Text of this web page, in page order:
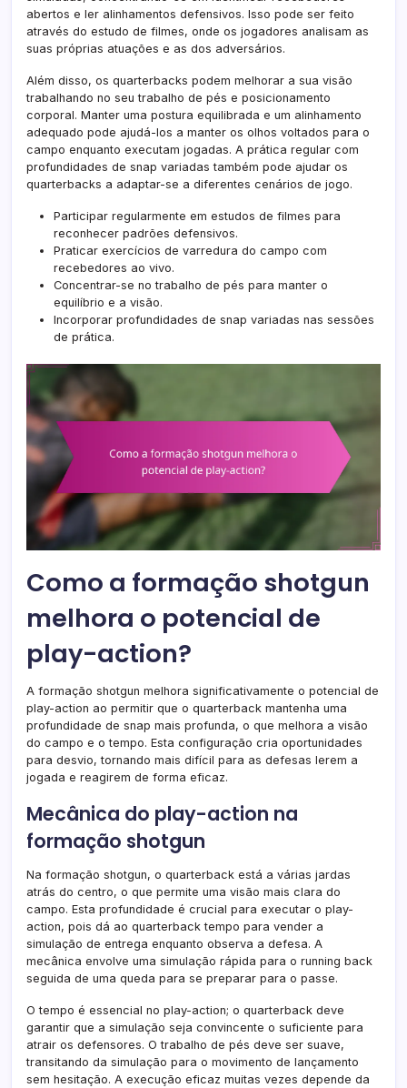
abertos e ler alinhamentos defensivos. Isso pode ser feito
através do estudo de filmes, onde os jogadores analisam as
suas próprias atuações e as dos adversários.
Além disso, os quarterbacks podem melhorar a sua visão
trabalhando no seu trabalho de pés e posicionamento
corporal. Manter uma postura equilibrada e um alinhamento
adequado pode ajudá-los a manter os olhos voltados para o
campo enquanto executam jogadas. A prática regular com
profundidades de snap variadas também pode ajudar os
quarterbacks a adaptar-se a diferentes cenários de jogo.
Participar regularmente em estudos de filmes para
reconhecer padrões defensivos.
Praticar exercícios de varredura do campo com
recebedores ao vivo.
Concentrar-se no trabalho de pés para manter o
equilíbrio e a visão.
Incorporar profundidades de snap variadas nas sessões
de prática.
Como a formação shotgun
melhora o potencial de
play-action?
A formação shotgun melhora significativamente o potencial de
play-action ao permitir que o quarterback mantenha uma
profundidade de snap mais profunda, o que melhora a visão
do campo e o tempo. Esta configuração cria oportunidades
para desvio, tornando mais difícil para as defesas lerem a
jogada e reagirem de forma eficaz.
Mecânica do play-action na
formação shotgun
Na formação shotgun, o quarterback está a várias jardas
atrás do centro, o que permite uma visão mais clara do
campo. Esta profundidade é crucial para executar o play-
action, pois dá ao quarterback tempo para vender a
simulação de entrega enquanto observa a defesa. A
mecânica envolve uma simulação rápida para o running back
seguida de uma queda para se preparar para o passe.
O tempo é essencial no play-action; o quarterback deve
garantir que a simulação seja convincente o suficiente para
atrair os defensores. O trabalho de pés deve ser suave,
transitando da simulação para o movimento de lançamento
sem hesitação. A execução eficaz muitas vezes depende da